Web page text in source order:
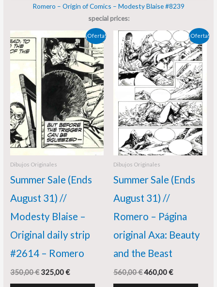
Romero – Origin of Comics – Modesty Blaise #8239
special prices:
¡Oferta!
Dibujos Originales
Summer Sale (Ends
August 31) //
Modesty Blaise –
Original daily strip
#2614 – Romero
350,00€
precio
original
era:
350,00 €.
325,00€
precio
actual
es:
325,00 €.
¡Oferta!
Dibujos Originales
Summer Sale (Ends
August 31) //
Romero – Página
original Axa: Beauty
and the Beast
560,00€
El
precio
original
era:
560,00 €.
460,00€
El
precio
actual
es:
460,00 €.